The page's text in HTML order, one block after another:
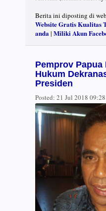
Berita ini diposting di
Website Gratis Kualitas
anda| Miliki Akun
Pemprov
Hukum
Presiden
Posted: 21 Jul 2018